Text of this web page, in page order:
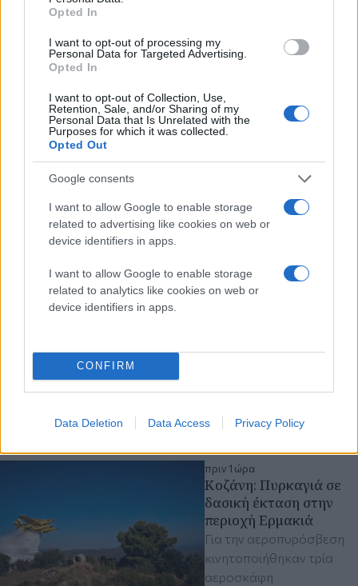
Opted In
I want to opt-out of processing my
Personal Data for Targeted Advertising.
Opted In
I want to opt-out of Collection, Use,
Retention, Sale, and/or Sharing of my
Personal Data that Is Unrelated with the
Purposes for which it was collected.
Opted Out
Google consents
I want to allow Google to enable storage
related to advertising like cookies on web or
device identifiers in apps.
I want to allow Google to enable storage
related to analytics like cookies on web or
device identifiers in apps.
CONFIRM
Data Deletion Data Access Privacy Policy
Διαβάστε περισσότερα
πριν 38 λεπτά
Έρευνα Ransomware
Αυξήθηκαν 29% οι
επιθέσεις μέσα στο
πρώτο εξάμηνο του
Ποιες Ομάδες
Κυριαρχούν το 2026 -
Ποιες Επιχειρήσεις έχουν
το Μεγαλύτερο
Χριστίνα Πιτουρά
από 40 έτη στο χώρο του
Τύπο
πριν 1 ώρα
Κοζάνη: Πυρκαγιά σε
δασική έκταση στην
περιοχή Ερμακιά
Για την αεροπυρόσβεση
κινητοποιήθηκαν τρία
αεροσκάφη